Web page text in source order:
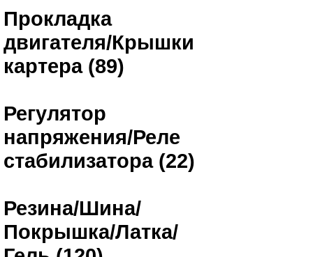
Прокладка
двигателя/Крышки
картера (89)
Регулятор
напряжения/Реле
стабилизатора (22)
Резина/Шина/
Покрышка/Латка/